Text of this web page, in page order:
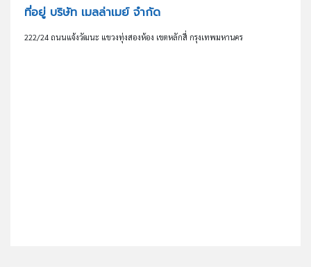
ที่อยู่ บริษัท เมลล่าเมย์ จำกัด
222/24 ถนนแจ้งวัฒนะ แขวงทุ่งสองห้อง เขตหลักสี่ กรุงเทพมหานคร